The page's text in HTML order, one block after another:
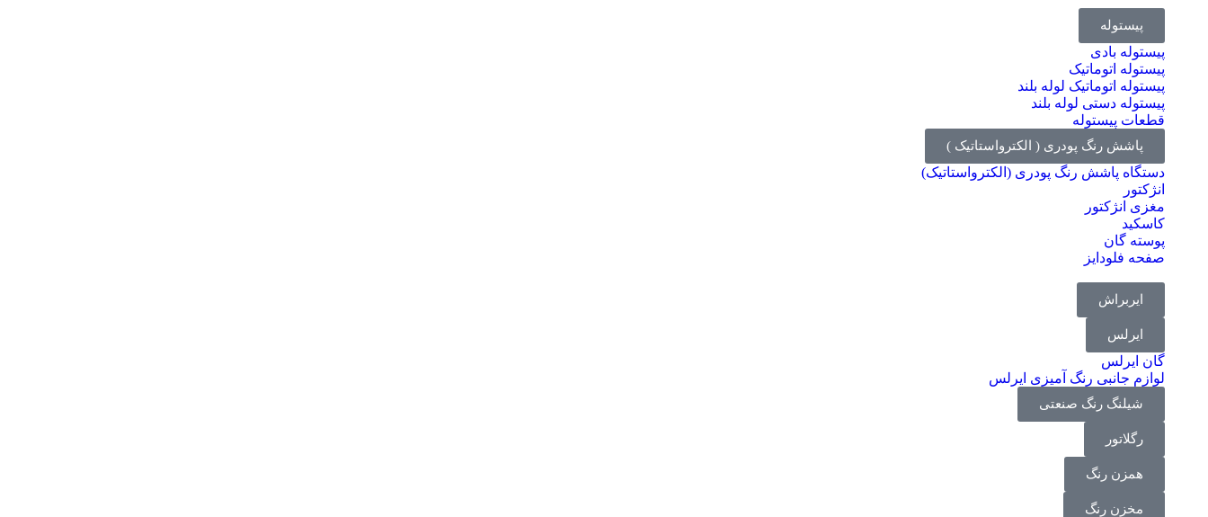
پیستوله
پیستوله بادی
پیستوله اتوماتیک
پیستوله اتوماتیک لوله بلند
پیستوله دستی لوله بلند
قطعات پیستوله
پاشش رنگ پودری ( الکترواستاتیک )
دستگاه پاشش رنگ پودری (الکترواستاتیک)
انژکتور
مغزی انژکتور
کاسکید
پوسته گان
صفحه فلودایز
ایربراش
ایرلس
گان ایرلس
لوازم جانبی رنگ آمیزی ایرلس
شیلنگ رنگ صنعتی
رگلاتور
همزن رنگ
مخزن رنگ